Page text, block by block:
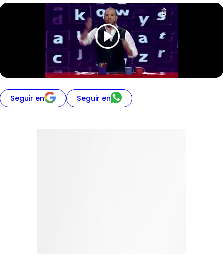
Seguir en Seguir en